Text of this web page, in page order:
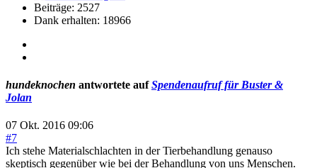
Beiträge: 2527
Dank erhalten: 18966
hundeknochen antwortete aufSpendenaufruf für Buster &
Jolan
07 Okt. 2016 09:06
#7
Ich stehe Materialschlachten in der Tierbehandlung genauso
skeptisch gegenüber wie bei der Behandlung von uns Menschen.